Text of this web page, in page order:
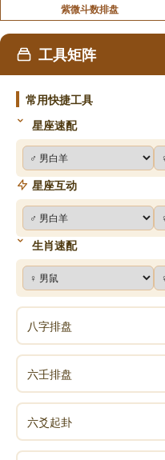
紫微斗数排盘
工具矩阵
常用快捷工具
星座速配
星座互动
生肖速配
八字排盘
六壬排盘
六爻起卦